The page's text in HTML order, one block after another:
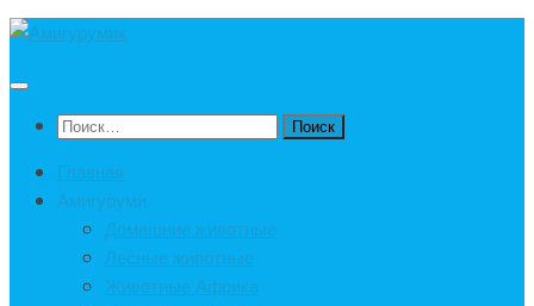
Под
Найти:
Главная
Амигуруми
Домашние животные
Лесные животные
Животные Африка